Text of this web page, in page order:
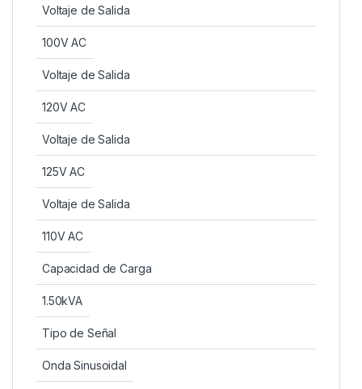
Voltaje de Salida
100V AC
Voltaje de Salida
120V AC
Voltaje de Salida
125V AC
Voltaje de Salida
110V AC
Capacidad de Carga
1.50kVA
Tipo de Señal
Onda Sinusoidal